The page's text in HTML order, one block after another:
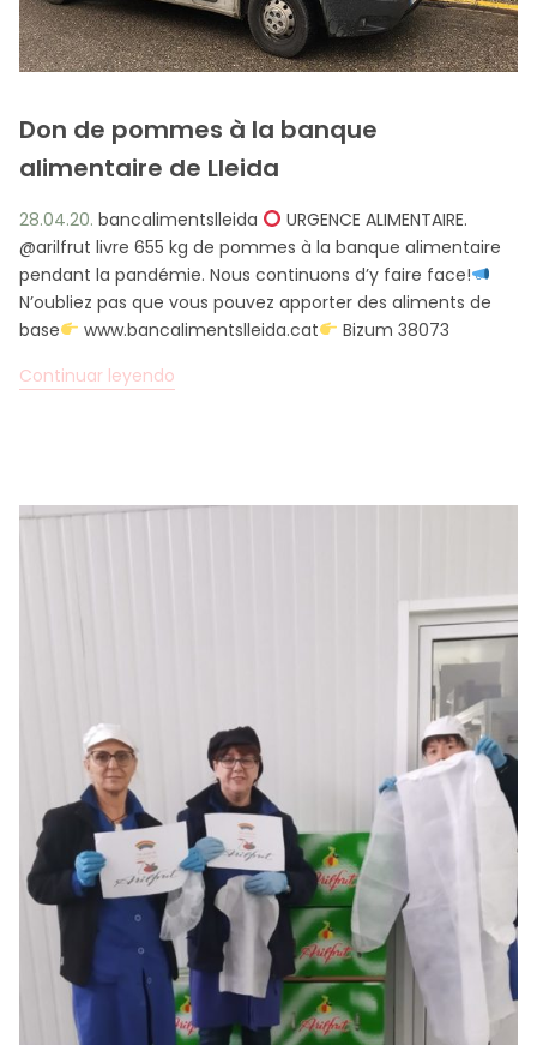
FR CA ES EN
Don de pommes à la banque
alimentaire de Lleida
28.04.20. bancalimentslleida
URGENCE ALIMENTAIRE.
@arilfrut livre 655 kg de pommes à la banque alimentaire
pendant la pandémie. Nous continuons d’y faire face!
N’oubliez pas que vous pouvez apporter des aliments de
base
www.bancalimentslleida.cat
Bizum 38073
Continuar leyendo